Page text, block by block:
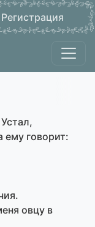
Регистрация
ему говорит:
овцу в